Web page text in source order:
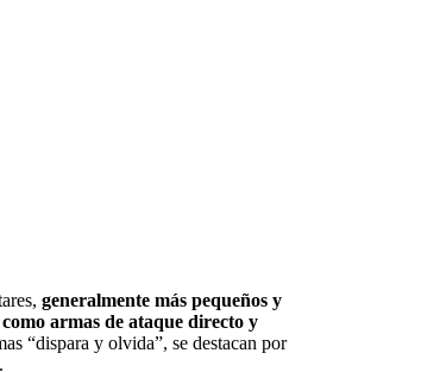
generalmente más pequeños y
armas de ataque directo y
“dispara y olvida”, se destacan por